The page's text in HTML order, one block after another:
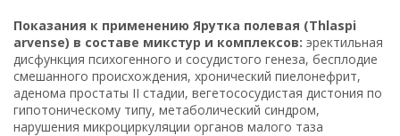
Показания к применению Ярутка полевая (Thlaspi
arvense) в составе микстур и комплексов: эректильная
дисфункция психогенного и сосудистого генеза, бесплодие
смешанного происхождения, хронический пиелонефрит,
аденома простаты II стадии, вегетососудистая дистония по
гипотоническому типу, метаболический синдром,
нарушения микроциркуляции органов малого таза